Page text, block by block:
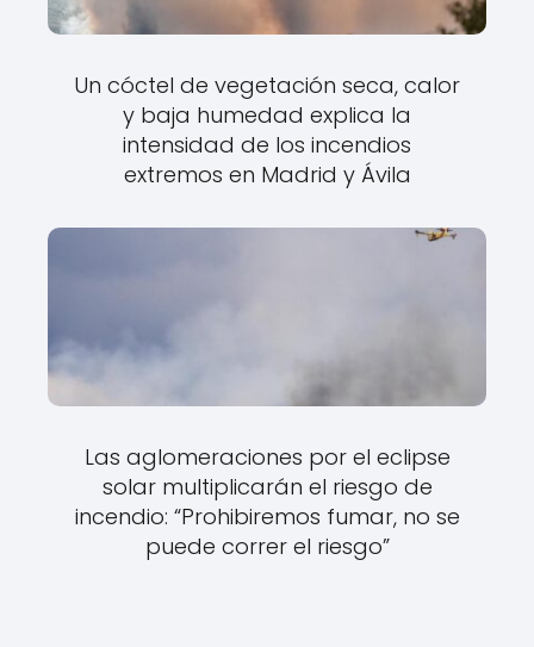
Un cóctel de vegetación seca, calor
y baja humedad explica la
intensidad de los incendios
extremos en Madrid y Ávila
Las aglomeraciones por el eclipse
solar multiplicarán el riesgo de
incendio: “Prohibiremos fumar, no se
puede correr el riesgo”